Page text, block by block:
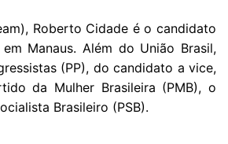
Roberto Cidade é o candidato
Manaus. Além do União Brasil,
(PP), do candidato a vice,
da Mulher Brasileira (PMB), o
Brasileiro (PSB).